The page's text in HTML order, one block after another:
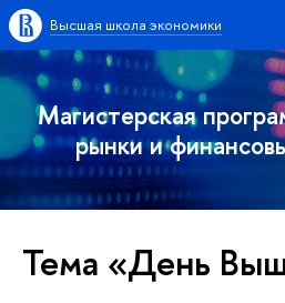
Высшая школа экономики
Магистерская
рынки и
Тема «День